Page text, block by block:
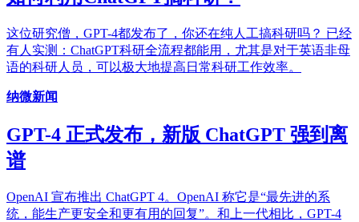
这位研究僧，GPT-4都发布了，你还在纯人工搞科研吗？ 已经
有人实测：ChatGPT科研全流程都能用，尤其是对于英语非母
语的科研人员，可以极大地提高日常科研工作效率。
纳微新闻
GPT-4 正式发布，新版 ChatGPT 强到离
谱
OpenAI 宣布推出 ChatGPT 4。OpenAI 称它是“最先进的系
统，能生产更安全和更有用的回复”。和上一代相比，GPT-4